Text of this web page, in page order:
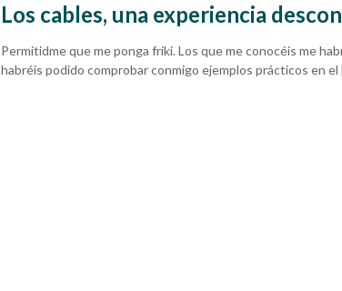
Los cables, una experiencia
Permitidme que me ponga friki. Los que me conocéis me
habréis podido comprobar conmigo ejemplos prácticos en el